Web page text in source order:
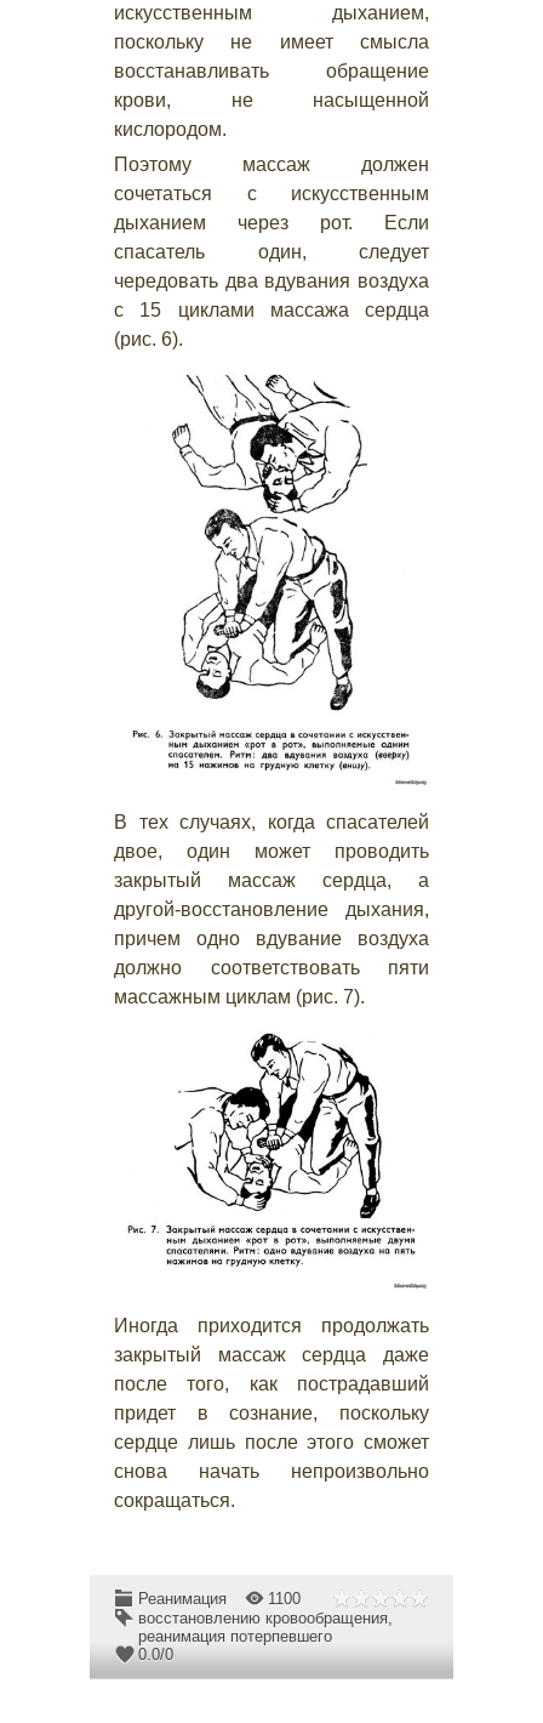
искусственным дыханием,
поскольку не имеет смысла
восстанавливать обращение
крови, не насыщенной
кислородом.
Поэтому массаж должен
сочетаться с искусственным
дыханием через рот. Если
спасатель один, следует
чередовать два вдувания воздуха
с 15 циклами массажа сердца
(рис. 6).
В тех случаях, когда спасателей
двое, один может проводить
закрытый массаж сердца, а
другой-восстановление дыхания,
причем одно вдувание воздуха
должно соответствовать пяти
массажным циклам (рис. 7).
Иногда приходится продолжать
закрытый массаж сердца даже
после того, как пострадавший
придет в сознание, поскольку
сердце лишь после этого сможет
снова начать непроизвольно
сокращаться.
Реанимация
1100
восстановлению кровообращения,
реанимация потерпевшего
0.0/0